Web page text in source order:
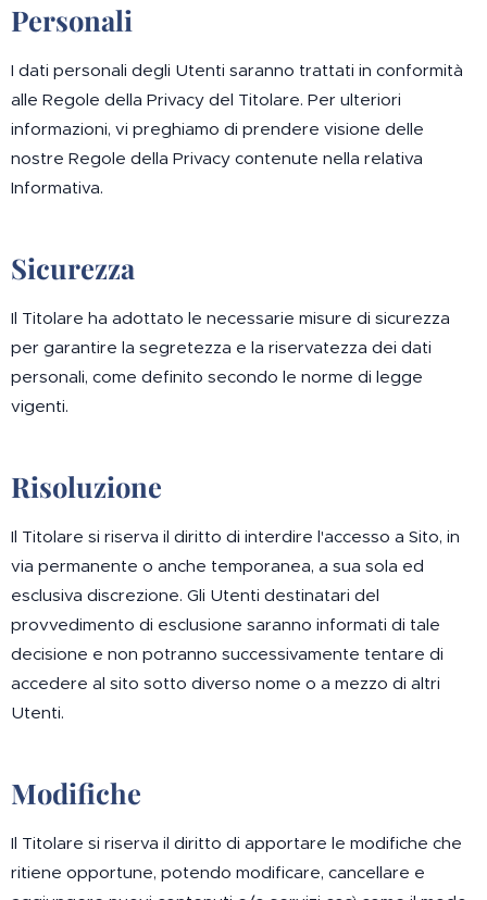
Personali
I dati personali degli Utenti saranno trattati in conformità
alle Regole della Privacy del Titolare. Per ulteriori
informazioni, vi preghiamo di prendere visione delle
nostre Regole della Privacy contenute nella relativa
Informativa.
Sicurezza
Il Titolare ha adottato le necessarie misure di sicurezza
per garantire la segretezza e la riservatezza dei dati
personali, come definito secondo le norme di legge
vigenti.
Risoluzione
Il Titolare si riserva il diritto di interdire l'accesso a Sito, in
via permanente o anche temporanea, a sua sola ed
esclusiva discrezione. Gli Utenti destinatari del
provvedimento di esclusione saranno informati di tale
decisione e non potranno successivamente tentare di
accedere al sito sotto diverso nome o a mezzo di altri
Utenti.
Modifiche
Il Titolare si riserva il diritto di apportare le modifiche che
ritiene opportune, potendo modificare, cancellare e